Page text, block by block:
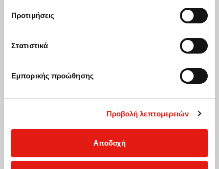
Προτιμήσεις
Στατιστικά
Εμπορικής προώθησης
Προβολή λεπτομερειών
Αποδοχή